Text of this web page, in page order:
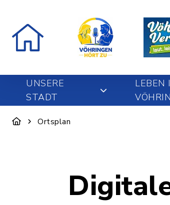
UNSERE
STADT
LEBEN
Ortsplan